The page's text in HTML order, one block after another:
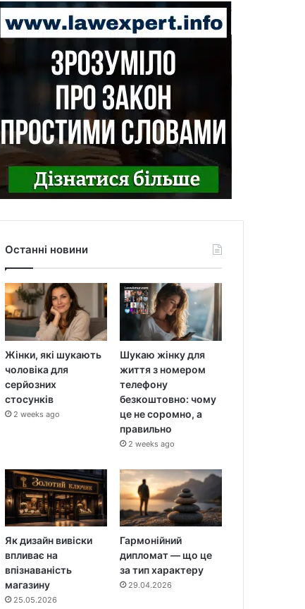
Останні новини
Жінки, які шукають
чоловіка для
серйозних
стосунків
2 weeks ago
Шукаю жінку для
життя з номером
телефону
безкоштовно: чому
це не соромно, а
правильно
2 weeks ago
Як дизайн вивіски
впливає на
впізнаваність
магазину
25.05.2026
Гармонійний
дипломат — що це
за тип характеру
29.04.2026